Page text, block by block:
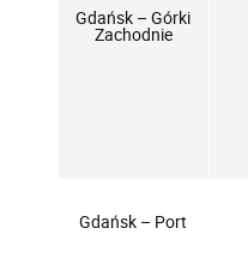
Gdańsk – Górki
Zachodnie
Gdańsk – Port